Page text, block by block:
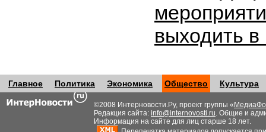
выходить
Главное Политика Экономика Общество Культура
©2008 Интерновости.Ру, проект группы «
Редакция сайта: info@internovosti.ru. Общие и
Информация на сайте для лиц старше 18 лет.